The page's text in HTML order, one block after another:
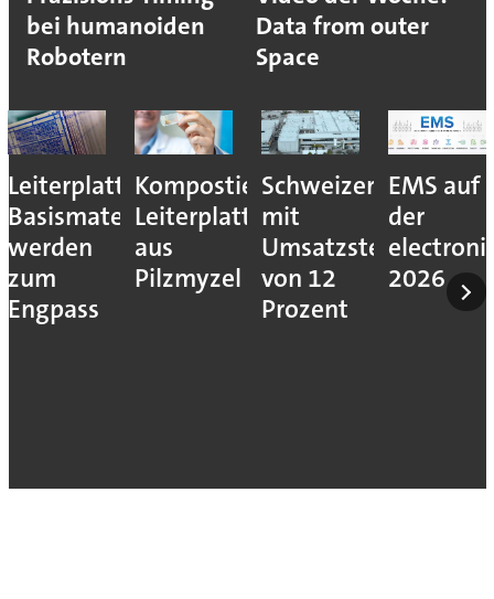
bei humanoiden
Robotern
Data from outer
Space
Leiterplatten-
Basismaterialien
werden
zum
Engpass
Kompostierbare
Leiterplatten
aus
Pilzmyzel
Schweizer
mit
Umsatzsteigerung
von 12
Prozent
EMS auf
der
2026